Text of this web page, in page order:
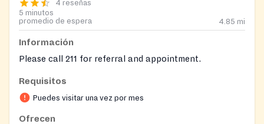
4 reseñas
5 minutos
promedio de espera
4.85 mi
Información
Please call 211 for referral and appointment.
Requisitos
Puedes visitar una vez por mes
Ofrecen